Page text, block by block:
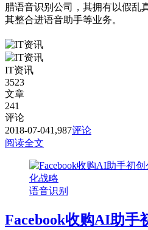
腊语音识别公司，其拥有以假乱
其整合进语音助手等业务。
IT资讯
3523
文章
241
评论
2018-07-041,987评论
阅读全文
语音识别
Facebook收购AI助手